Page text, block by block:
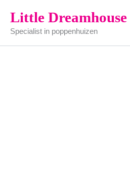
naar
inhoud
Little Dreamhouse
Specialist in poppenhuizen
kastje
pine
aantal